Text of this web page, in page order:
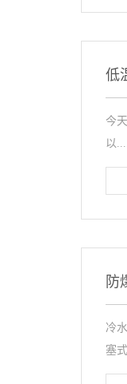
低
今
以
防
冷
塞